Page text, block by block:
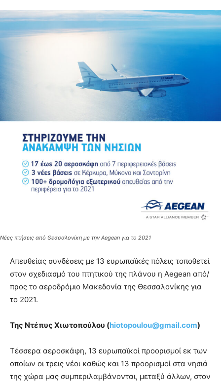
Νέες πτήσεις από Θεσσαλονίκη με την Aegean για το 2021
Απευθείας συνδέσεις με 13 ευρωπαϊκές πόλεις τοποθετεί
στον σχεδιασμό του πτητικού της πλάνου η Aegean από/
προς το αεροδρόμιο Μακεδονία της Θεσσαλονίκης για
το 2021.
Της Ντέπυς Χιωτοπούλου (hiotopoulou@gmail.com)
Τέσσερα αεροσκάφη, 13 ευρωπαϊκοί προορισμοί εκ των
οποίων οι τρεις νέοι καθώς και 13 προορισμοί στα νησιά
της χώρα μας συμπεριλαμβάνονται, μεταξύ άλλων, στον